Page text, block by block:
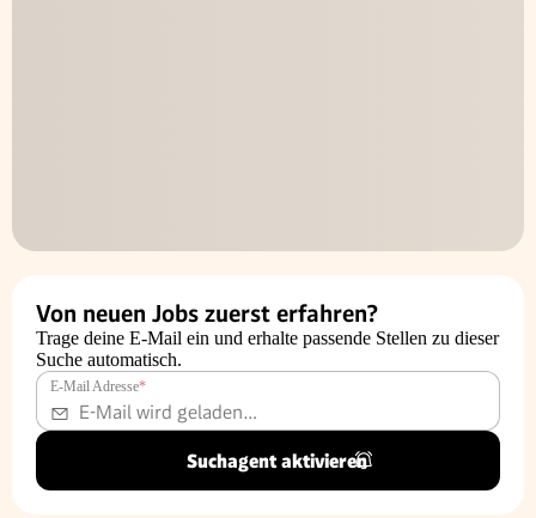
Von neuen Jobs zuerst erfahren?
Trage deine E-Mail ein und erhalte passende Stellen zu dieser
Suche automatisch.
E-Mail Adresse*
Suchagent aktivieren